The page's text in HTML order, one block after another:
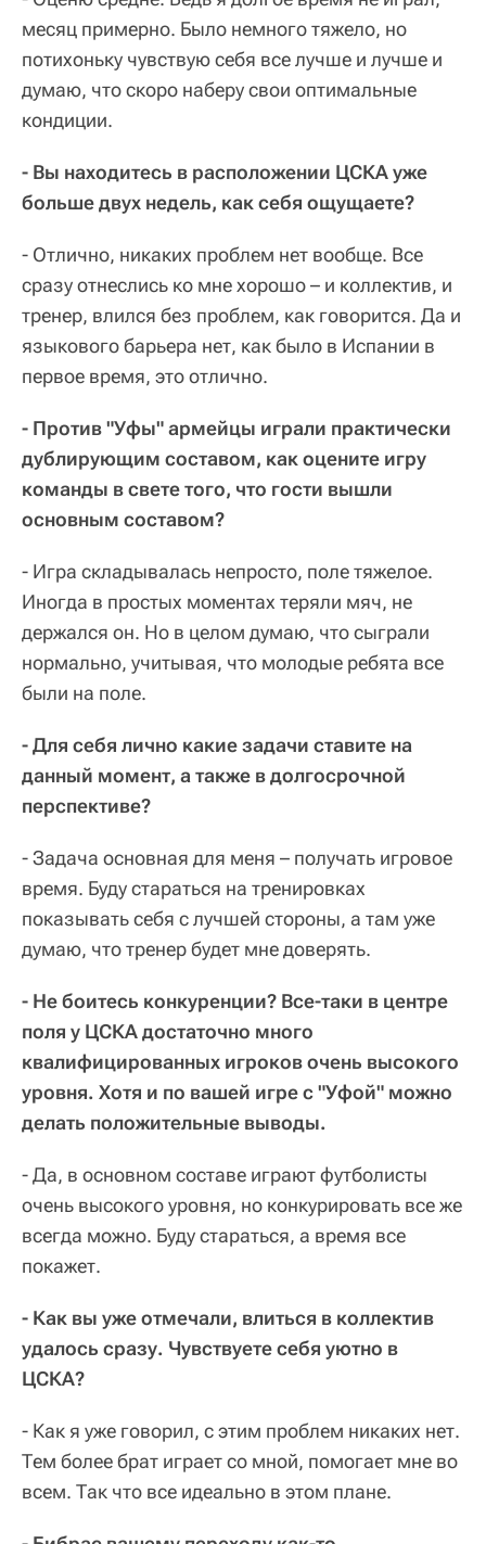
месяц примерно. Было немного тяжело, но
потихоньку чувствую себя все лучше и лучше и
думаю, что скоро наберу свои оптимальные
кондиции.
- Вы находитесь в расположении ЦСКА уже
больше двух недель, как себя ощущаете?
- Отлично, никаких проблем нет вообще. Все
сразу отнеслись ко мне хорошо – и коллектив, и
тренер, влился без проблем, как говорится. Да и
языкового барьера нет, как было в Испании в
первое время, это отлично.
- Против "Уфы" армейцы играли практически
дублирующим составом, как оцените игру
команды в свете того, что гости вышли
основным составом?
- Игра складывалась непросто, поле тяжелое.
Иногда в простых моментах теряли мяч, не
держался он. Но в целом думаю, что сыграли
нормально, учитывая, что молодые ребята все
были на поле.
- Для себя лично какие задачи ставите на
данный момент, а также в долгосрочной
перспективе?
- Задача основная для меня – получать игровое
время. Буду стараться на тренировках
показывать себя с лучшей стороны, а там уже
думаю, что тренер будет мне доверять.
- Не боитесь конкуренции? Все-таки в центре
поля у ЦСКА достаточно много
квалифицированных игроков очень высокого
уровня. Хотя и по вашей игре с "Уфой" можно
делать положительные выводы.
- Да, в основном составе играют футболисты
очень высокого уровня, но конкурировать все же
всегда можно. Буду стараться, а время все
покажет.
- Как вы уже отмечали, влиться в коллектив
удалось сразу. Чувствуете себя уютно в
ЦСКА?
- Как я уже говорил, с этим проблем никаких нет.
Тем более брат играет со мной, помогает мне во
всем. Так что все идеально в этом плане.